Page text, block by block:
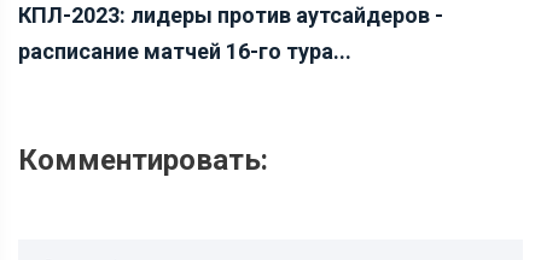
КПЛ-2023: лидеры против аутсайдеров -
расписание матчей 16-го тура...
Комментировать: